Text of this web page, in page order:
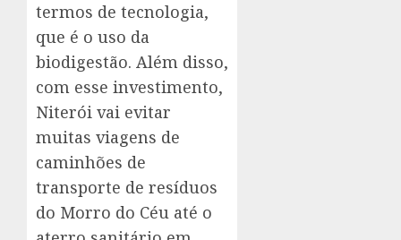
termos de tecnologia,
que é o uso da
biodigestão. Além disso,
com esse investimento,
Niterói vai evitar
muitas viagens de
caminhões de
transporte de resíduos
do Morro do Céu até o